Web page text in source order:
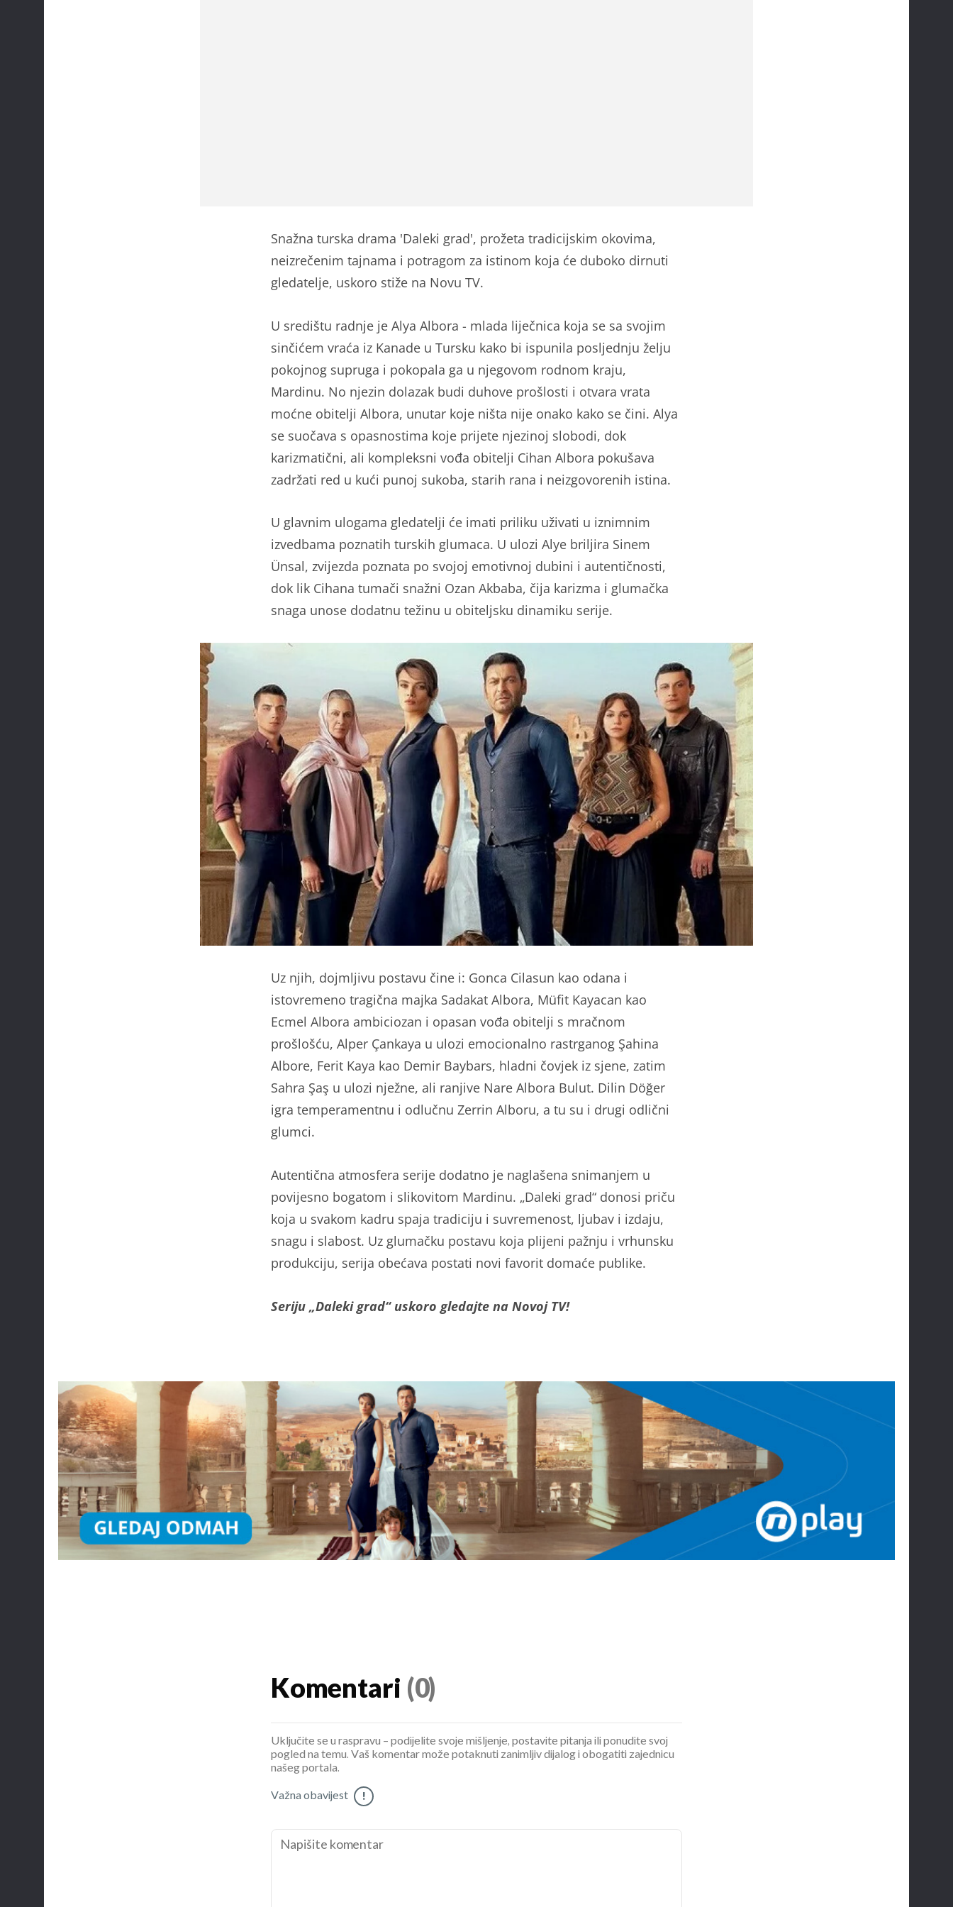
Snažna turska drama 'Daleki grad', prožeta tradicijskim okovima,
neizrečenim tajnama i potragom za istinom koja će duboko dirnuti
gledatelje, uskoro stiže na Novu TV.
U središtu radnje je Alya Albora - mlada liječnica koja se sa svojim
sinčićem vraća iz Kanade u Tursku kako bi ispunila posljednju želju
pokojnog supruga i pokopala ga u njegovom rodnom kraju,
Mardinu. No njezin dolazak budi duhove prošlosti i otvara vrata
moćne obitelji Albora, unutar koje ništa nije onako kako se čini. Alya
se suočava s opasnostima koje prijete njezinoj slobodi, dok
karizmatični, ali kompleksni vođa obitelji Cihan Albora pokušava
zadržati red u kući punoj sukoba, starih rana i neizgovorenih istina.
U glavnim ulogama gledatelji će imati priliku uživati u iznimnim
izvedbama poznatih turskih glumaca. U ulozi Alye briljira Sinem
Ünsal, zvijezda poznata po svojoj emotivnoj dubini i autentičnosti,
dok lik Cihana tumači snažni Ozan Akbaba, čija karizma i glumačka
snaga unose dodatnu težinu u obiteljsku dinamiku serije.
Uz njih, dojmljivu postavu čine i: Gonca Cilasun kao odana i
istovremeno tragična majka Sadakat Albora, Müfit Kayacan kao
Ecmel Albora ambiciozan i opasan vođa obitelji s mračnom
prošlošću, Alper Çankaya u ulozi emocionalno rastrganog Şahina
Albore, Ferit Kaya kao Demir Baybars, hladni čovjek iz sjene, zatim
Sahra Şaş u ulozi nježne, ali ranjive Nare Albora Bulut. Dilin Döğer
igra temperamentnu i odlučnu Zerrin Alboru, a tu su i drugi odlični
glumci.
Autentična atmosfera serije dodatno je naglašena snimanjem u
povijesno bogatom i slikovitom Mardinu. „Daleki grad“ donosi priču
koja u svakom kadru spaja tradiciju i suvremenost, ljubav i izdaju,
snagu i slabost. Uz glumačku postavu koja plijeni pažnju i vrhunsku
produkciju, serija obećava postati novi favorit domaće publike.
Seriju „Daleki grad“ uskoro gledajte na Novoj TV!
Komentari (0)
Uključite se u raspravu – podijelite svoje mišljenje, postavite pitanja ili ponudite svoj
pogled na temu. Vaš komentar može potaknuti zanimljiv dijalog i obogatiti zajednicu
našeg portala.
Važna obavijest !